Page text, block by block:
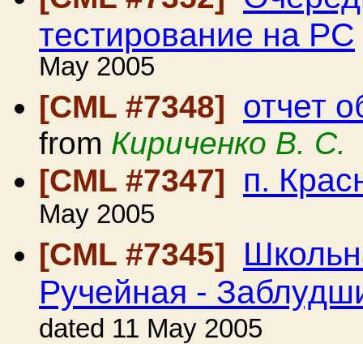
тестирование на РС
May 2005
[CML #7348] отчет
from Кириченко В. С.
[CML #7347]
п.
May 2005
[CML #7345]
Ручейная -
dated 11 May 2005